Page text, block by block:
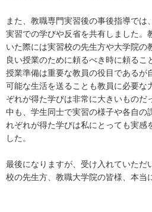
また、教職専門実習後の事後指導では
実習での学びや反省を共有しました。
いた際には実習校の先生方や大学院の
良い授業のために頼るべき時に頼るこ
授業準備は重要な教員の役目であるが
可能な生活を送ることも教員に必要な
ぞれが得た学びは非常に大きいものだ
中も、学生同士で実習の様子や各自の
れぞれが得た学びは私にとっても実感
した。
最後になりますが、受け入れていただ
校の先生方、教職大学院の皆様、本当